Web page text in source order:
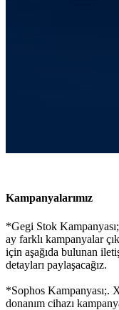
Kampanyalarımız
*Gegi Stok
ay farklı kampanyalar
için aşağıda bulunan
detayları paylaşacağız.
*Sophos Kampanyası;.
donanım cihazı